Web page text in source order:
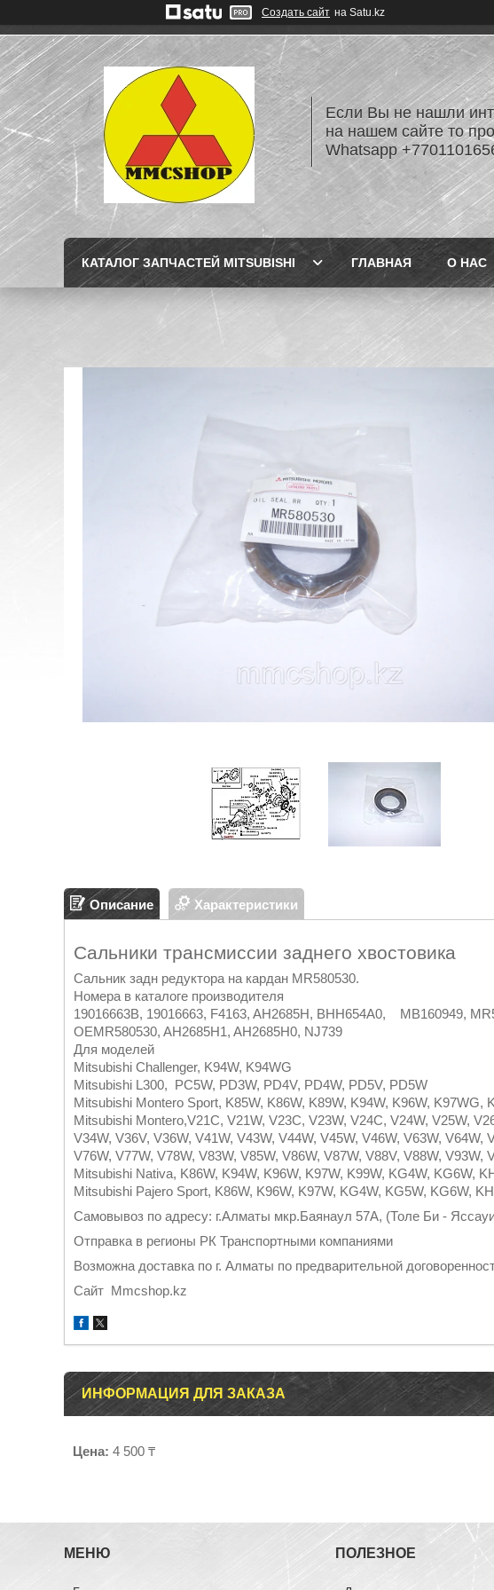
Создать сайт на Satu.kz
Если Вы не нашли
на нашем сайте то
Whatsapp
КАТАЛОГ ЗАПЧАСТЕЙ MITSUBISHI ГЛАВНАЯ О НАС
Описание Характеристики
Сальники трансмиссии заднего хвостовика
Сальник задн редуктора на кардан MR580530.
Номера в каталоге производителя
19016663B, 19016663, F4163, AH2685H, BHH654A0, MB160949,
OEMR580530, AH2685H1, AH2685H0, NJ739
Для моделей
Mitsubishi Challenger, K94W, K94WG
Mitsubishi L300, PC5W, PD3W, PD4V, PD4W, PD5V, PD5W
Mitsubishi Montero Sport, K85W, K86W, K89W, K94W, K96W, K97WG,
Mitsubishi Montero,V21C, V21W, V23C, V23W, V24C, V24W, V25W,
V34W, V36V, V36W, V41W, V43W, V44W, V45W, V46W, V63W, V64W,
V76W, V77W, V78W, V83W, V85W, V86W, V87W, V88V, V88W, V93W,
Mitsubishi Nativa, K86W, K94W, K96W, K97W, K99W, KG4W, KG6W,
Mitsubishi Pajero Sport, K86W, K96W, K97W, KG4W, KG5W, KG6W,
Самовывоз по адресу: г.Алматы мкр.Баянаул 57А, (Толе Би -
Отправка в регионы РК Транспортными компаниями
Возможна доставка по г. Алматы по предварительной
Cайт Mmcshop.kz
ИНФОРМАЦИЯ ДЛЯ ЗАКАЗА
Цена: 4 500 ₸
МЕНЮ ПОЛЕЗНОЕ